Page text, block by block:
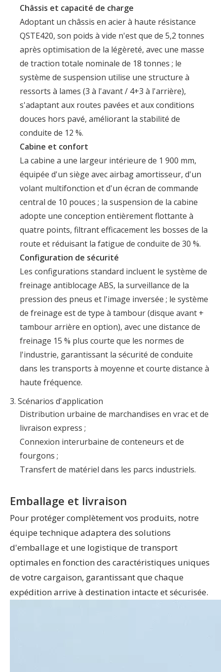
Châssis et capacité de charge
Adoptant un châssis en acier à haute résistance
QSTE420, son poids à vide n'est que de 5,2 tonnes
après optimisation de la légèreté, avec une masse
de traction totale nominale de 18 tonnes ; le
système de suspension utilise une structure à
ressorts à lames (3 à l'avant / 4+3 à l'arrière),
s'adaptant aux routes pavées et aux conditions
douces hors pavé, améliorant la stabilité de
conduite de 12 %.
Cabine et confort
La cabine a une largeur intérieure de 1 900 mm,
équipée d'un siège avec airbag amortisseur, d'un
volant multifonction et d'un écran de commande
central de 10 pouces ; la suspension de la cabine
adopte une conception entièrement flottante à
quatre points, filtrant efficacement les bosses de la
route et réduisant la fatigue de conduite de 30 %.
Configuration de sécurité
Les configurations standard incluent le système de
freinage antiblocage ABS, la surveillance de la
pression des pneus et l'image inversée ; le système
de freinage est de type à tambour (disque avant +
tambour arrière en option), avec une distance de
freinage 15 % plus courte que les normes de
l'industrie, garantissant la sécurité de conduite
dans les transports à moyenne et courte distance à
haute fréquence.
3. Scénarios d'application
Distribution urbaine de marchandises en vrac et de
livraison express ;
Connexion interurbaine de conteneurs et de
fourgons ;
Transfert de matériel dans les parcs industriels.
Emballage et livraison
Pour protéger complètement vos produits, notre
équipe technique adaptera des solutions
d'emballage et une logistique de transport
optimales en fonction des caractéristiques uniques
de votre cargaison, garantissant que chaque
expédition arrive à destination intacte et sécurisée.